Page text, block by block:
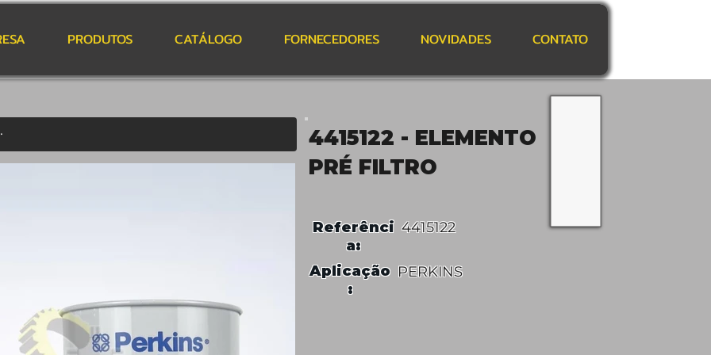
PRODUTOS CATÁLOGO FORNECEDORES NOVIDADES CONTATO
4415122 - ELEMENTO
PRÉ FILTRO
Referênci
a:
4415122
Aplicação
:
PERKINS